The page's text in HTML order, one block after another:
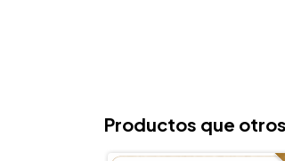
Productos que